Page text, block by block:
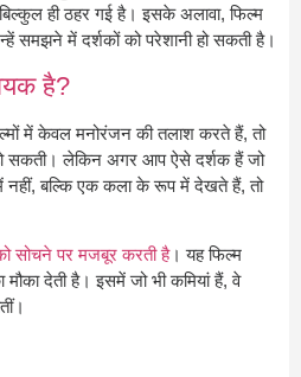
ही ठहर गई है। इसके अलावा, फिल्म
समझने में दर्शकों को परेशानी हो सकती है।
है?
में केवल मनोरंजन की तलाश करते हैं, तो
सकती। लेकिन अगर आप ऐसे दर्शक हैं जो
नहीं, बल्कि एक कला के रूप में देखते हैं, तो
सोचने पर मजबूर करती है। यह फिल्म
देती है। इसमें जो भी कमियां हैं, वे